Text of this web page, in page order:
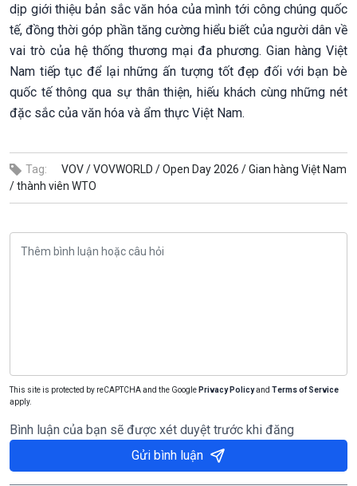
dịp giới thiệu bản sắc văn hóa của mình tới công chúng quốc
tế, đồng thời góp phần tăng cường hiểu biết của người dân về
vai trò của hệ thống thương mại đa phương. Gian hàng Việt
Nam tiếp tục để lại những ấn tượng tốt đẹp đối với bạn bè
quốc tế thông qua sự thân thiện, hiếu khách cùng những nét
đặc sắc của văn hóa và ẩm thực Việt Nam.
Tag: VOV /VOVWORLD /Open Day 2026 /Gian hàng Việt Nam
/thành viên WTO
This site is protected by reCAPTCHA and the Google Privacy Policyand Terms of Service
apply.
Bình luận của bạn sẽ được xét duyệt trước khi đăng
Gửi bình luận